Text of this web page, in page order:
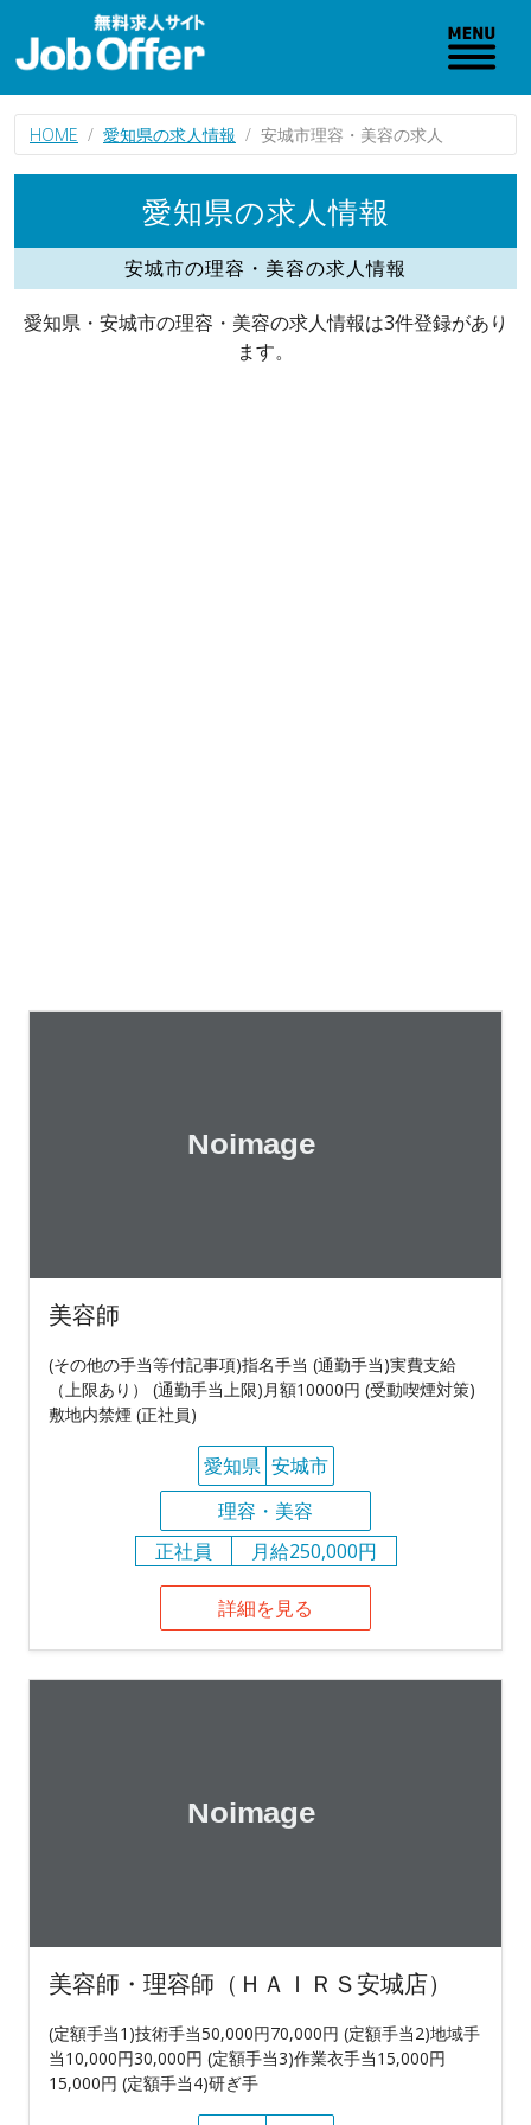
HOME 愛知県の求人情報 安城市理容・美容の求人
愛知県の求人情報
安城市の理容・美容の求人情報
愛知県・安城市の理容・美容の求人情報は3件登録があり
ます。
美容師
(その他の手当等付記事項)指名手当 (通勤手当)実費支給
（上限あり） (通勤手当上限)月額10000円 (受動喫煙対策)
敷地内禁煙 (正社員)
愛知県 安城市
理容・美容
正社員
月給250,000円
詳細を見る
美容師・理容師（ＨＡＩＲＳ安城店）
(定額手当1)技術手当50,000円70,000円 (定額手当2)地域手
当10,000円30,000円 (定額手当3)作業衣手当15,000円
15,000円 (定額手当4)研ぎ手